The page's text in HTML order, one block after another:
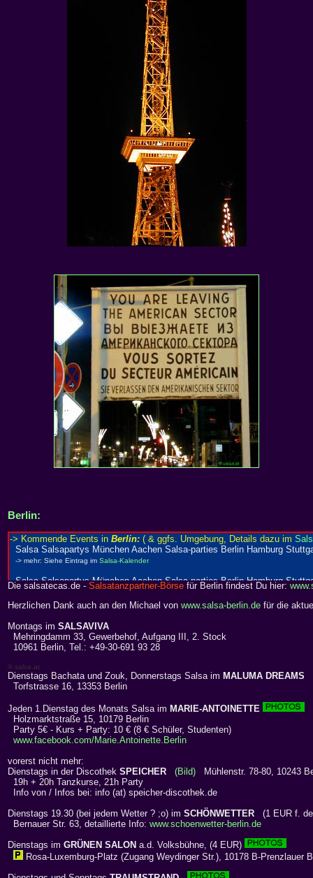
Berlin:
Die salsatecas.de - Salsatanzpartner-Börse für Berlin findest Du hier:
Herzlichen Dank auch an den Michael von www.salsa-berlin.de für die
Montags im SALSAVIVA
Mehringdamm 33, Gewerbehof, Aufgang III, 2. Stock
10961 Berlin, Tel.: +49-30-691 93 28
© salsa.at
Dienstags Bachata und Zouk, Donnerstags Salsa im MALUMA DREAMS
Torfstrasse 16, 13353 Berlin
Jeden 1.Dienstag des Monats Salsa im MARIE-ANTOINETTE
Holzmarktstraße 15, 10179 Berlin
Party 5€ - Kurs + Party: 10 € (8 € Schüler, Studenten)
www.facebook.com/Marie.Antoinette.Berlin
vorerst nicht mehr:
Dienstags in der Discothek SPEICHER (Bild) Mühlenstr. 78-80, 10243
19h + 20h Tanzkurse, 21h Party
Info von / Infos bei: info (at) speicher-discothek.de
Dienstags 19.30 (bei jedem Wetter ? ;o) im SCHÖNWETTER (1 EUR f.
Bernauer Str. 63, detaillierte Info: www.schoenwetter-berlin.de
Dienstags im GRÜNEN SALON a.d. Volksbühne, (4 EUR)
Rosa-Luxemburg-Platz (Zugang Weydinger Str.), 10178 B-Prenzlauer